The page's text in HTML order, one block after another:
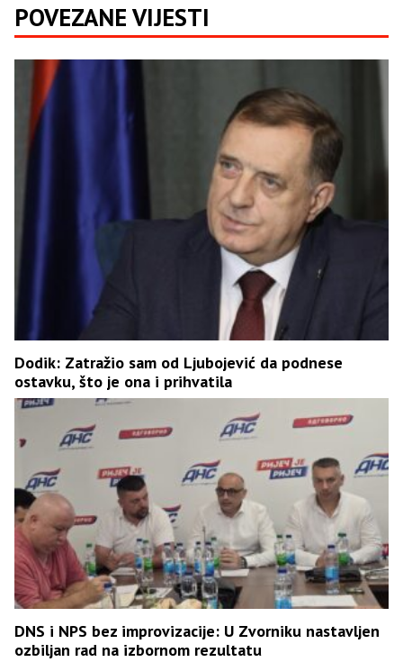
POVEZANE VIJESTI
Dodik: Zatražio sam od Ljubojević da podnese
ostavku, što je ona i prihvatila
DNS i NPS bez improvizacije: U Zvorniku nastavljen
ozbiljan rad na izbornom rezultatu